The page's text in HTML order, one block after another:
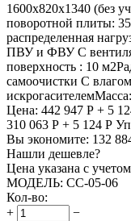
1600х820х1340 (без
поворотной плиты:
распределенная
ПВУ и ФВУС
поверхность : 10 м2
самоочистки С
искрогасителемМасса:
Цена: 442 947 Р + 5
310 063 Р + 5 124 Р
Вы экономите: 132
Нашли дешевле?
Цена указана с
МОДЕЛЬ: СС-05-06
Кол-во:
+
−